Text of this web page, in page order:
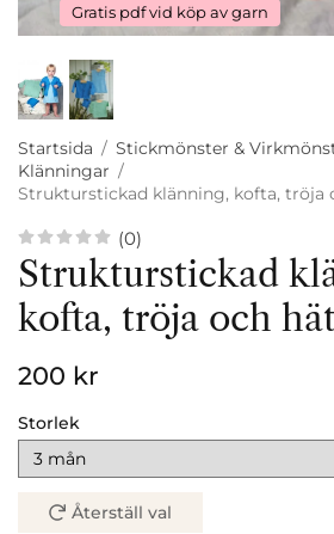
Gratis pdf vid köp av garn
Startsida / Stickmönster &
Klänningar /
Strukturstickad klänning, kofta, tröja
(0)
Strukturstickad
kofta, tröja och
200 kr
Storlek
Återställ val